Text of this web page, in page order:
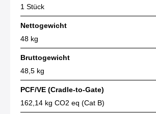
1 Stück
Nettogewicht
48 kg
Bruttogewicht
48,5 kg
PCF/VE (Cradle-to-Gate)
162,14 kg CO2 eq (Cat B)